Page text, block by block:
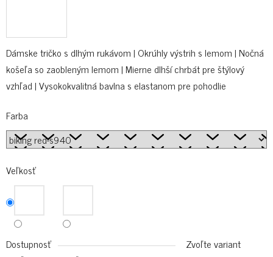
Dámske tričko s dlhým rukávom | Okrúhly výstrih s lemom | Nočná
košeľa so zaobleným lemom | Mierne dlhší chrbát pre štýlový
vzhľad | Vysokokvalitná bavlna s elastanom pre pohodlie
Farba
Veľkosť
Dostupnosť
Zvoľte variant